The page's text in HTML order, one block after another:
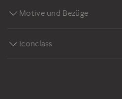
Motive und Bezüge
Iconclass